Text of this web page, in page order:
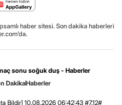
haber sitesi. Son dakika haberleri
sonu soğuk duş - Haberler
DakikaHaberler
Bildir] 10.08.2026 06:42:43 #7.12#